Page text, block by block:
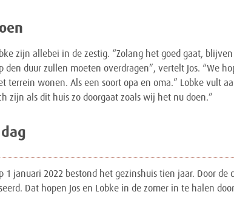
zijn allebei in de zestig. “Zolang het goed gaat,
den duur zullen moeten overdragen”, vertelt Jos. “We
terrein wonen. Als een soort opa en oma.” Lobke vult
zijn als dit huis zo doorgaat zoals wij het nu doen.”
1 januari 2022 bestond het gezinshuis tien jaar. Door
Dat hopen Jos en Lobke in de zomer in te halen